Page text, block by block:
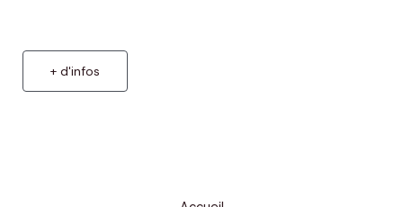
+ d'infos